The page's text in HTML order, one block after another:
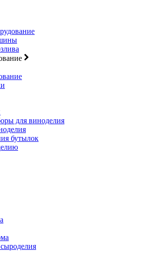
для виноделия
бутылок